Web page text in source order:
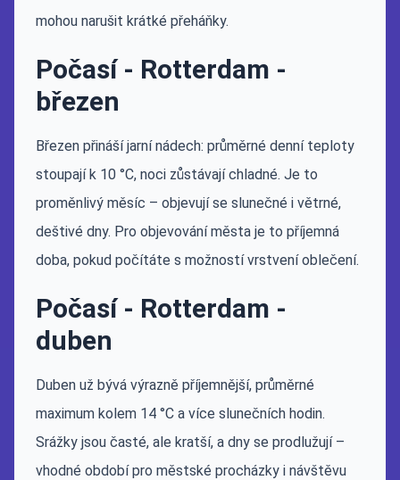
mohou narušit krátké přeháňky.
Počasí - Rotterdam -
březen
Březen přináší jarní nádech: průměrné denní teploty
stoupají k 10 °C, noci zůstávají chladné. Je to
proměnlivý měsíc – objevují se slunečné i větrné,
deštivé dny. Pro objevování města je to příjemná
doba, pokud počítáte s možností vrstvení oblečení.
Počasí - Rotterdam -
duben
Duben už bývá výrazně příjemnější, průměrné
maximum kolem 14 °C a více slunečních hodin.
Srážky jsou časté, ale kratší, a dny se prodlužují –
vhodné období pro městské procházky i návštěvu